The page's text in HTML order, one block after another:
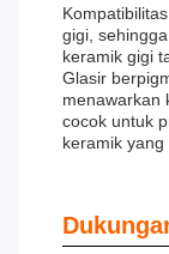
gigi,
keramik gigi
Glasir
menawarkan
cocok untuk
keramik